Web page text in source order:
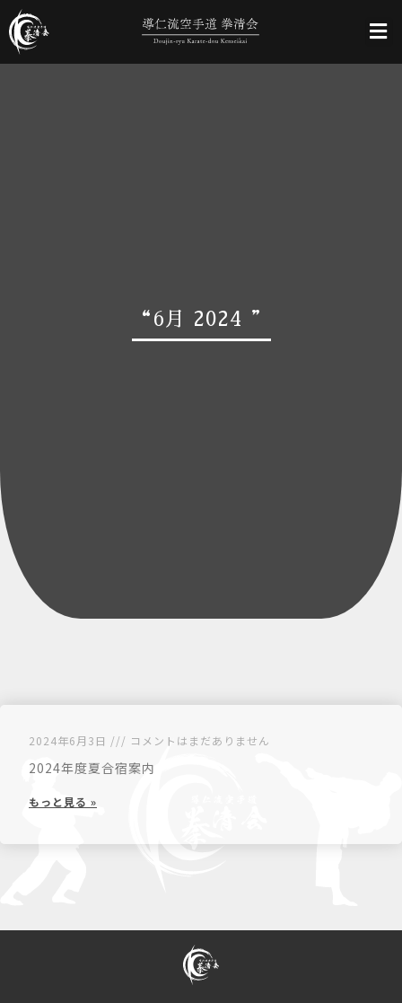
“6月 2024 ”
2024年6月3日 コメントはまだありません
2024年度夏合宿案内
もっと見る »